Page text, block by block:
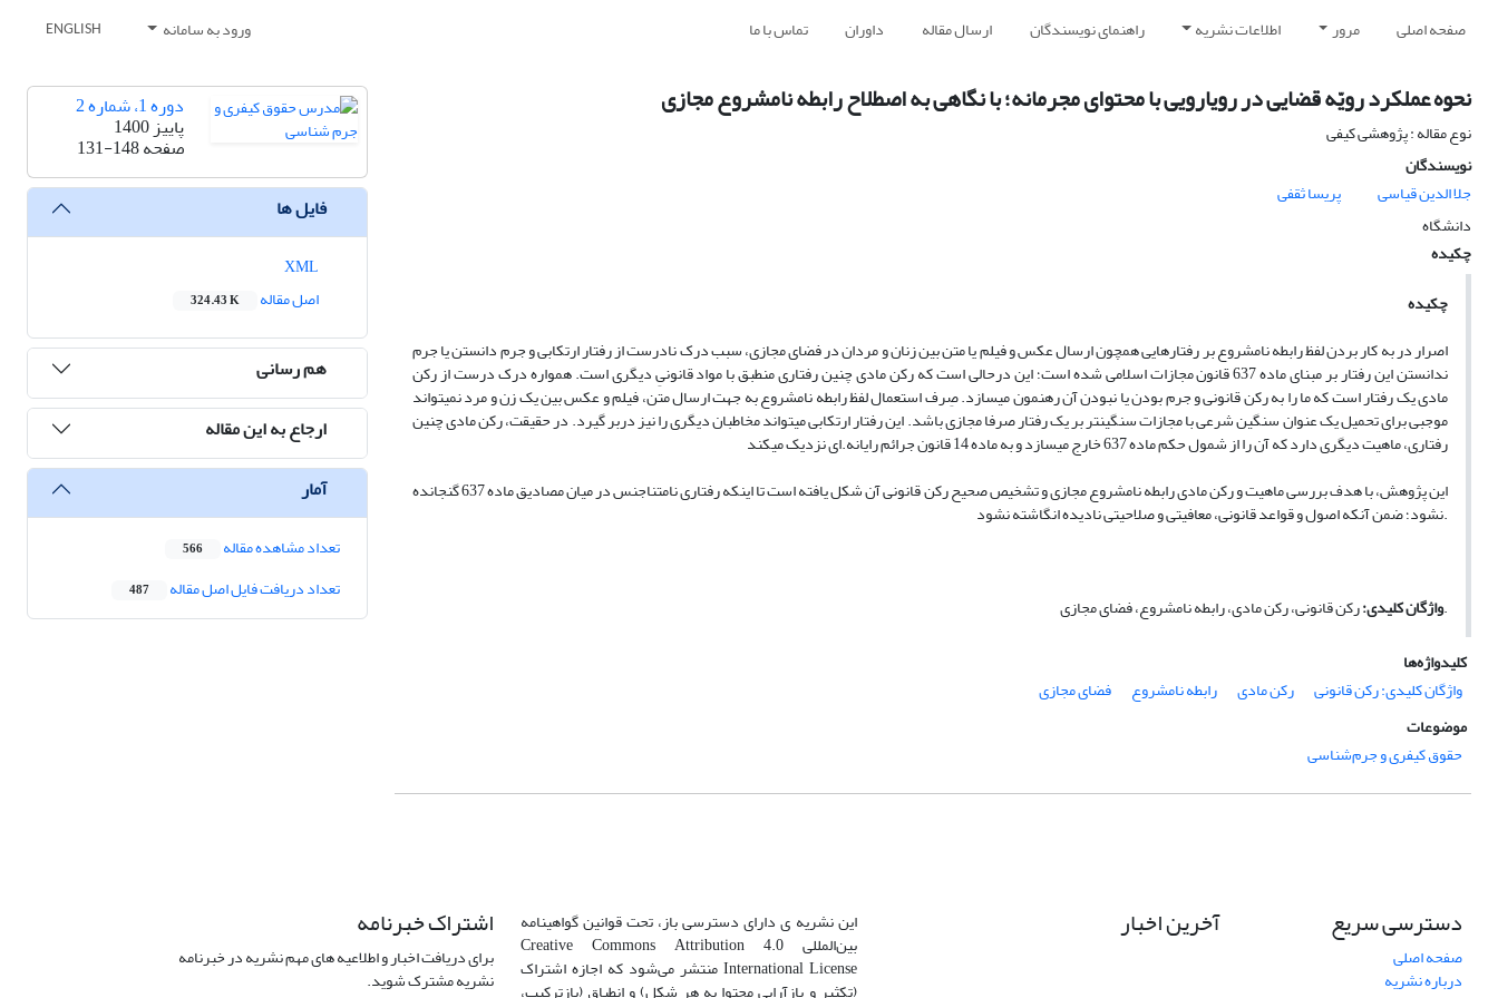
صفحه اصلی مرور اطلاعات نشریه راهنمای نویسندگان ارسال مقاله داوران تماس با ما ورود به سامانه ENGLISH
نحوه عملکرد رویّه قضایی در رویارویی با محتوای مجرمانه؛ با نگاهی به اصطلاح رابطه نامشروع مجازی
نوع مقاله : پژوهشی کیفی
نویسندگان
جلا الدین قیاسی
پریسا ثقفی
دانشگاه
چکیده
چکیده
اصرار در به کار بردن لفظ رابطه نامشروع بر رفتارهایی همچون ارسال عکس و فیلم یا متن بین زنان و مردان در فضای مجازی، سبب درک نادرست از رفتار ارتکابی و جرم دانستن یا جرم
ندانستن این رفتار بر مبنای ماده 637 قانون مجازات اسلامی شده است؛ این درحالی است که رکن مادی چنین رفتاری منطبق با مواد قانونیِ دیگری است. همواره درک درست از رکن
مادی یک رفتار است که ما را به رکن قانونی و جرم بودن یا نبودن آن رهنمون می­سازد. صِرف استعمال لفظ رابطه نامشروع به جهت ارسال متن، فیلم و عکس بین یک زن و مرد نمی­تواند
موجبی برای تحمیل یک عنوان سنگین شرعی با مجازات سنگین­تر بر یک رفتار صرفا مجازی باشد. این رفتار ارتکابی می­تواند مخاطبان دیگری را نیز در­­بر ­گیرد. در حقیقت، رکن مادی چنین
رفتاری، ماهیت دیگری دارد که آن را از شمول حکم ماده 637 خارج می­سازد و به ماده 14 قانون جرائم رایانه
ای نزدیک می­کند.
این پژوهش، با هدف بررسی ماهیت و رکن مادی رابطه نامشروع مجازی و تشخیص صحیح رکن قانونی آن شکل یافته است تا اینکه رفتاری نامتناجنس در میان مصادیق ماده 637 گنجانده
نشود؛ ضمن آنکه اصول و قواعد قانونی، معافیتی و صلاحیتی نادیده انگاشته نشود.
واژگان کلیدی:رکن قانونی، رکن مادی، رابطه نامشروع، فضای مجازی
.
کلیدواژه‌ها
واژگان کلیدی: رکن قانونی
رکن مادی رابطه نامشروع
فضای مجازی
موضوعات
حقوق کیفری و جرم‌شناسی
دوره 1، شماره 2
پاییز 1400
صفحه131-148
فایل ها
اصل مقاله
324.43 K
هم رسانی
ارجاع به این مقاله
آمار
تعداد مشاهده مقاله 566
تعداد دریافت فایل اصل مقاله 487
دسترسی سریع
صفحه اصلی
درباره نشریه
آخرین اخبار این نشریه ی دارای دسترسی باز، تحت قوانین گواهینامه
بین‌المللی Creative Commons Attribution 4.0
International License منتشر می‌شود که اجازه اشتراک
(تکثیر و بازآرایی محتوا به هر شکل) و انطباق (بازترکیب،
اشتراک خبرنامه
برای دریافت اخبار و اطلاعیه های مهم نشریه در خبرنامه
نشریه مشترک شوید.